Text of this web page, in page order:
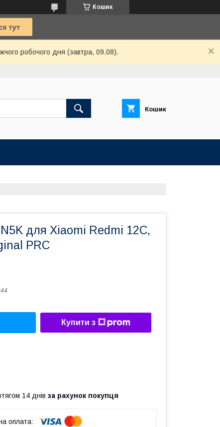
Кошик
робочого дня (завтра, 09.08).
Кошик
для Xiaomi Redmi 12C,
PRC
Купити з
14 днів за рахунок покупця